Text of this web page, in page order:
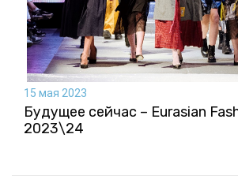
15 мая 2023
Будущее сейчас – Eurasian
2023\24